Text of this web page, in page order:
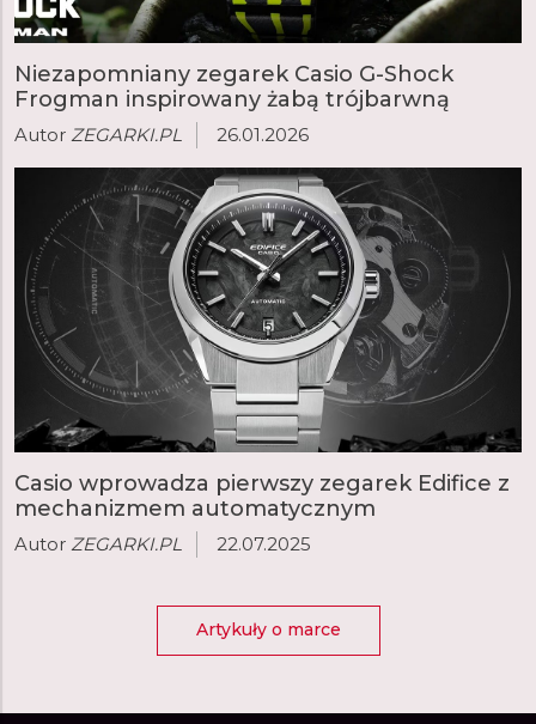
Niezapomniany zegarek Casio G-Shock
Frogman inspirowany żabą trójbarwną
Autor ZEGARKI.PL 26.01.2026
Casio wprowadza pierwszy zegarek Edifice z
mechanizmem automatycznym
Autor ZEGARKI.PL 22.07.2025
Artykuły o marce